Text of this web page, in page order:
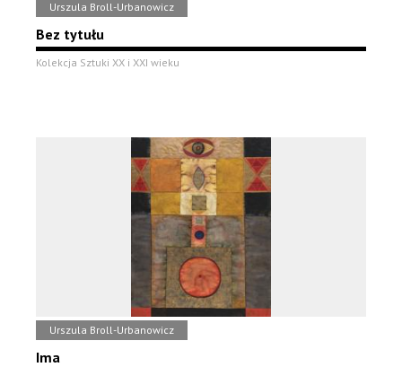
Urszula Broll-Urbanowicz
Bez tytułu
Kolekcja Sztuki XX i XXI wieku
Urszula Broll-Urbanowicz
Ima